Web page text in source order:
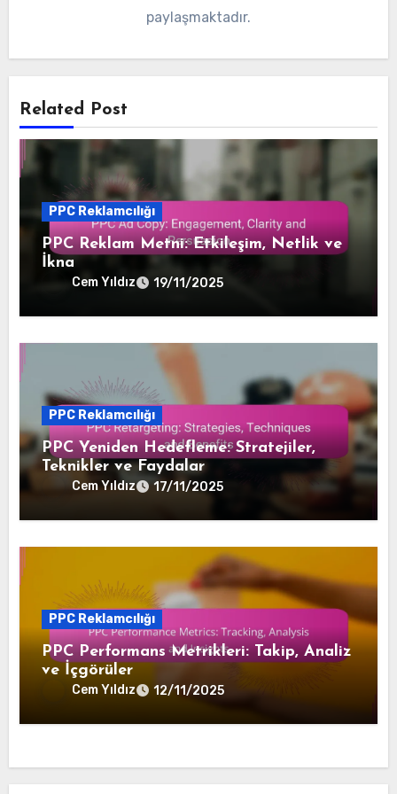
paylaşmaktadır.
Related Post
PPC Reklamcılığı
PPC Reklam Metni: Etkileşim, Netlik ve
İkna
Cem Yıldız 19/11/2025
PPC Reklamcılığı
PPC Yeniden Hedefleme: Stratejiler,
Teknikler ve Faydalar
Cem Yıldız 17/11/2025
PPC Reklamcılığı
PPC Performans Metrikleri: Takip, Analiz
ve İçgörüler
Cem Yıldız 12/11/2025